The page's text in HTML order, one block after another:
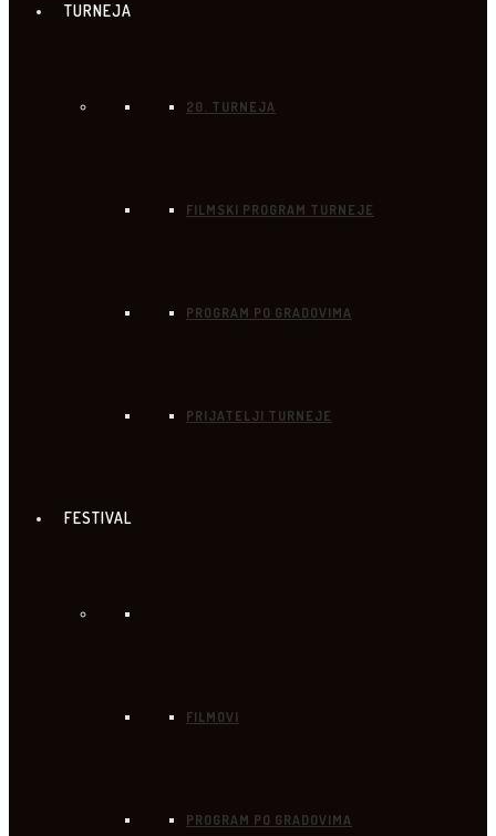
TURNEJA
20. TURNEJA
FILMSKI PROGRAM TURNEJE
PROGRAM PO GRADOVIMA
PRIJATELJI TURNEJE
FESTIVAL
FILMOVI
PROGRAM PO GRADOVIMA